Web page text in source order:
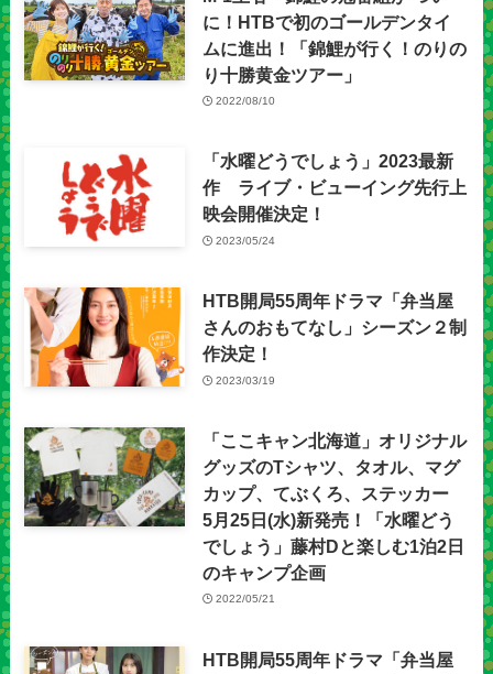
に！HTBで初のゴールデンタイ
ムに進出！「錦鯉が行く！のりの
り十勝黄金ツアー」
2022/08/10
「水曜どうでしょう」2023最新
作 ライブ・ビューイング先行上
映会開催決定！
2023/05/24
HTB開局55周年ドラマ「弁当屋
さんのおもてなし」シーズン２制
作決定！
2023/03/19
「ここキャン北海道」オリジナル
グッズのTシャツ、タオル、マグ
カップ、てぶくろ、ステッカー
5月25日(水)新発売！「水曜どう
でしょう」藤村Dと楽しむ1泊2日
のキャンプ企画
2022/05/21
HTB開局55周年ドラマ「弁当屋